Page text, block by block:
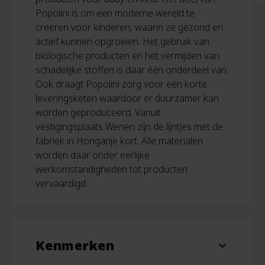
Popolini is om een moderne wereld te
creëren voor kinderen, waarin ze gezond en
actief kunnen opgroeien. Het gebruik van
biologische producten en het vermijden van
schadelijke stoffen is daar één onderdeel van.
Ook draagt Popolini zorg voor een korte
leveringsketen waardoor er duurzamer kan
worden geproduceerd. Vanuit
vestigingsplaats Wenen zijn de lijntjes met de
fabriek in Hongarije kort. Alle materialen
worden daar onder eerlijke
werkomstandigheden tot producten
vervaardigd.
Kenmerken expand_more